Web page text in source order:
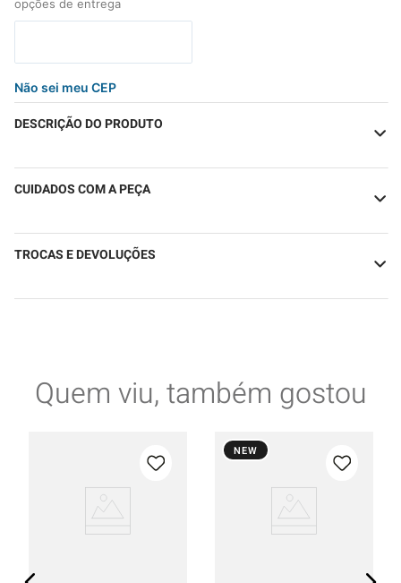
Não sei meu CEP
DESCRIÇÃO DO PRODUTO
CUIDADOS COM A PEÇA
TROCAS E DEVOLUÇÕES
Quem viu, também gostou
NEW